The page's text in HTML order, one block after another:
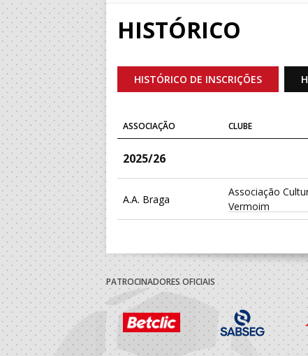
HISTÓRICO
HISTÓRICO DE INSCRIÇÕES
ASSOCIAÇÃO CLUBE
2025/26
A.A. Braga
Associação
Vermoim
PATROCINADORES OFICIAIS